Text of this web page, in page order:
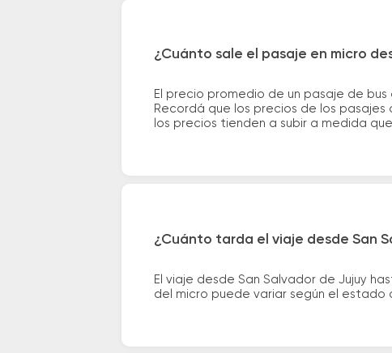
¿Cuánto sale el pasaje en micro
El precio promedio de un pasaje de
Recordá que los precios de los
los precios tienden a subir a medida
¿Cuánto tarda el viaje desde San
El viaje desde San Salvador de Jujuy
del micro puede variar según el